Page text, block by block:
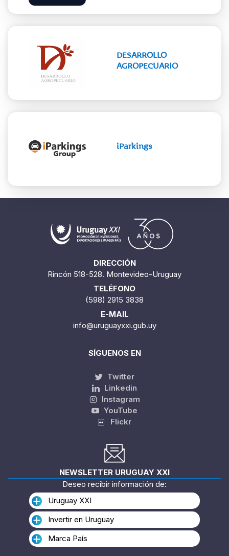
DESARROLLO
AGROPECUARIO
iParkings
DIRECCIÓN
Rincón 518-528. Montevideo-Uruguay
TELÉFONO
(598) 2915 3838
E-MAIL
info@uruguayxxi.gub.uy
SÍGUENOS EN
Twitter
Linkedin
Instagram
YouTube
Flickr
NEWSLETTER URUGUAY XXI
Deseo recibir información de:
Uruguay XXI
Invertir en Uruguay
Marca País